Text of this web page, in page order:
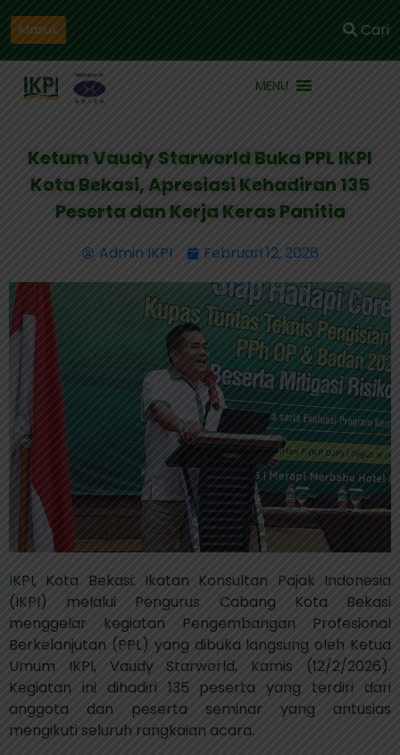
Masuk Cari
MENU
Ketum Vaudy Starworld Buka PPL IKPI
Kota Bekasi, Apresiasi Kehadiran 135
Peserta dan Kerja Keras Panitia
Admin IKPI Februari 12, 2026
IKPI, Kota Bekasi: Ikatan Konsultan Pajak Indonesia
(IKPI) melalui Pengurus Cabang Kota Bekasi
menggelar kegiatan Pengembangan Profesional
Berkelanjutan (PPL) yang dibuka langsung oleh Ketua
Umum IKPI, Vaudy Starworld, Kamis (12/2/2026).
Kegiatan ini dihadiri 135 peserta yang terdiri dari
anggota dan peserta seminar yang antusias
mengikuti seluruh rangkaian acara.